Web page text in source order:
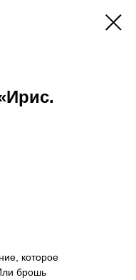
которое
брошь